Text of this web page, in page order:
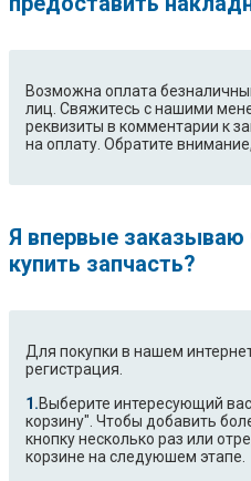
Возможна оплата
лиц. Свяжитесь с нашими
реквизиты в комментарии к
на оплату. Обратите внимание,
Я впервые заказываю
купить запчасть?
Для покупки в нашем
регистрация.
Выберите интересующий
корзину". Чтобы добавить
кнопку несколько раз или
корзине на следуюшем этапе.